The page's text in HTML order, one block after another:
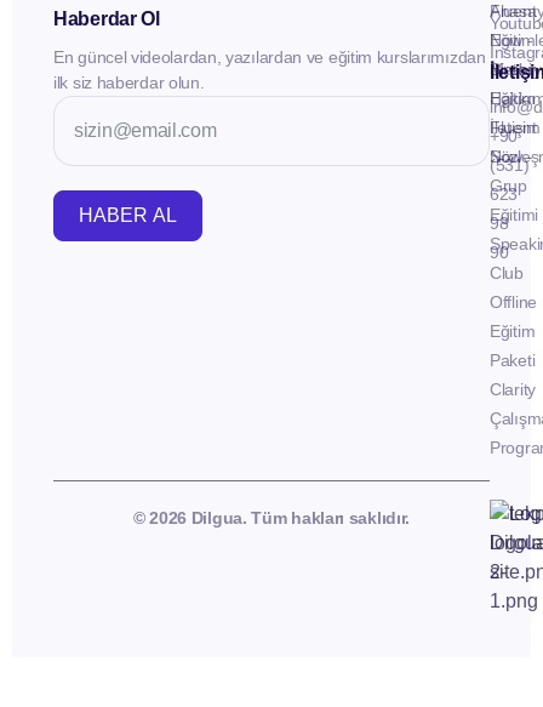
Haberdar Ol
En güncel videolardan, yazılardan ve eğitim kurslarımızdan
ilk siz haberdar olun.
HABER AL
İletişim
Fluent
Now -
Birebir
Eğitim
Fluent
Now -
Grup
Eğitimi
Club
Offline
Eğitim
Paketi
Clarity
+90
(531)
623
98
90
© 2026 Dilgua. Tüm hakları saklıdır.